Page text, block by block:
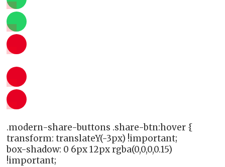
.modern-share-buttons .share-btn:hover {
transform: translateY(-3px) !important;
box-shadow: 0 6px 12px rgba(0,0,0,0.15)
!important;